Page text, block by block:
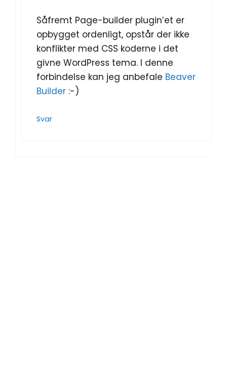
Såfremt Page-builder plugin’et er
opbygget ordenligt, opstår der ikke
konflikter med CSS koderne i det
givne WordPress tema. I denne
forbindelse kan jeg anbefale Beaver
Builder :-)
Svar